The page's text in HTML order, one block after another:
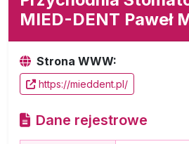
MIED-DENT Paweł
Strona WWW:
https://mieddent.pl/
Dane rejestrowe